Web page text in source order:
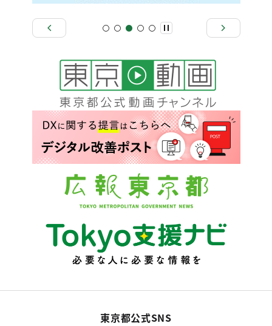
東京都公式SNS